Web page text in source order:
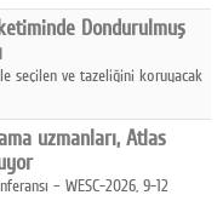
deneyimi arasında köprü
pazarlara açılıyor.
Dondurulmuş
seçilen ve tazeliğini koruyacak
sunuyor.
uzmanları, Atlas
– WESC-2026, 9-12